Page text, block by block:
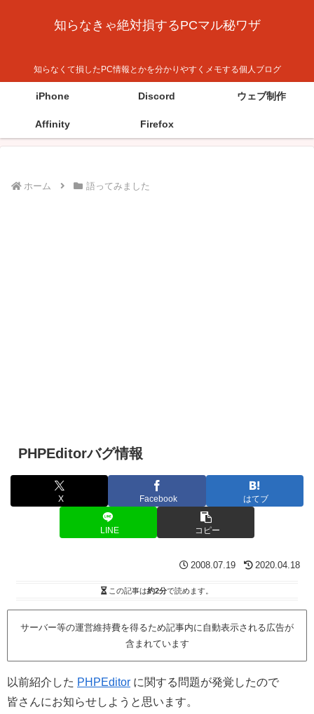
知らなきゃ絶対損するPCマル秘ワザ
知らなくて損したPC情報とかを分かりやすくメモする個人ブログ
iPhone Discord ウェブ制作
Affinity Firefox
ホーム 語ってみました
PHPEditorバグ情報
X Facebook はてブ
LINE コピー
2008.07.19 2020.04.18
この記事は約2分で読めます。
サーバー等の運営維持費を得るため記事内に自動表示される広告が
含まれています
以前紹介した PHPEditor に関する問題が発覚したので
皆さんにお知らせしようと思います。